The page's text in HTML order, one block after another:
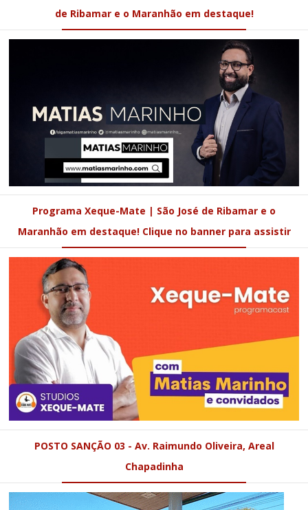
de Ribamar e o Maranhão em destaque!
Programa Xeque-Mate | São José de Ribamar e o
Maranhão em destaque! Clique no banner para assistir
POSTO SANÇÃO 03 - Av. Raimundo Oliveira, Areal
Chapadinha